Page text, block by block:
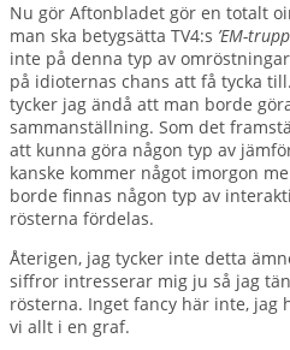
Nu gör Aftonbladet gör en totalt
man ska betygsätta TV4:s ’EM-
inte på denna typ av
på idioternas chans att få tycka
tycker jag ändå att man borde
sammanställning. Som det
att kunna göra någon typ av
kanske kommer något imorgon
borde finnas någon typ av
rösterna fördelas.
Återigen, jag tycker inte detta
siffror intresserar mig ju så jag
rösterna. Inget fancy här inte, jag
vi allt i en graf.